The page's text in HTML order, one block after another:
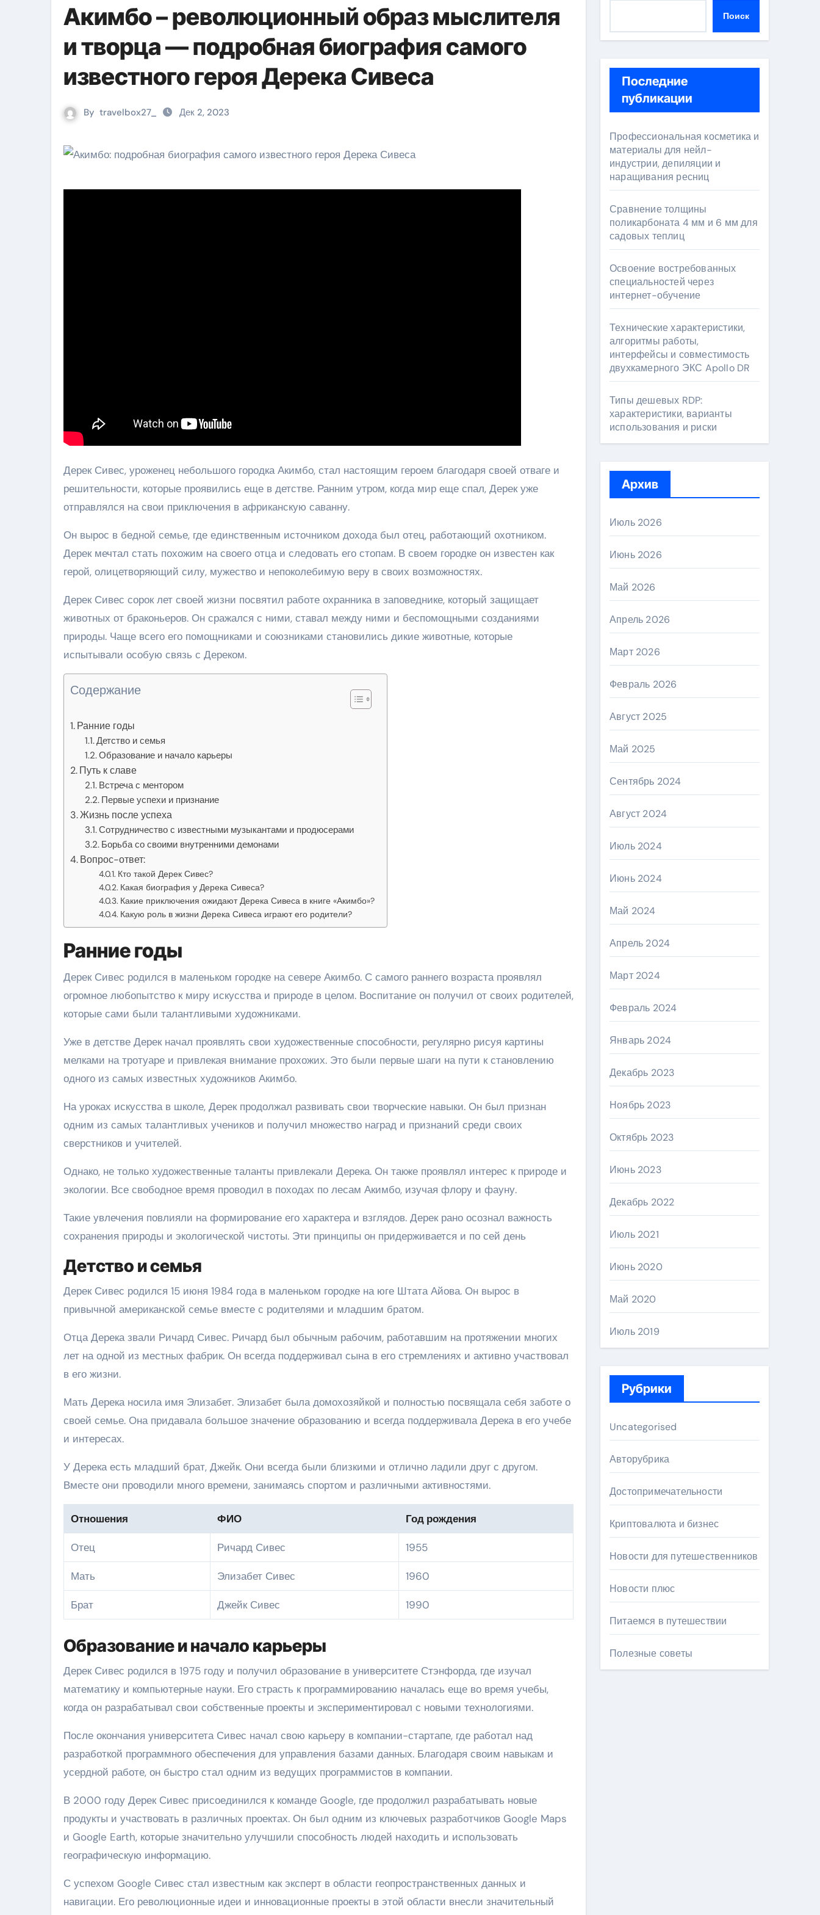
Акимбо – революционный образ мыслителя
и творца — подробная биография самого
известного героя Дерека Сивеса
By travelbox27_ Дек 2, 2023
Дерек Сивес, уроженец небольшого городка Акимбо, стал настоящим героем благодаря своей отваге и
решительности, которые проявились еще в детстве. Ранним утром, когда мир еще спал, Дерек уже
отправлялся на свои приключения в африканскую саванну.
Он вырос в бедной семье, где единственным источником дохода был отец, работающий охотником.
Дерек мечтал стать похожим на своего отца и следовать его стопам. В своем городке он известен как
герой, олицетворяющий силу, мужество и непоколебимую веру в своих возможностях.
Дерек Сивес сорок лет своей жизни посвятил работе охранника в заповеднике, который защищает
животных от браконьеров. Он сражался с ними, ставал между ними и беспомощными созданиями
природы. Чаще всего его помощниками и союзниками становились дикие животные, которые
испытывали особую связь с Дереком.
Содержание
Ранние годы
Детство и семья
Образование и начало карьеры
Путь к славе
Встреча с ментором
Первые успехи и признание
Жизнь после успеха
Сотрудничество с известными музыкантами и продюсерами
Борьба со своими внутренними демонами
Вопрос-ответ:
Кто такой Дерек Сивес?
Какая биография у Дерека Сивеса?
Какие приключения ожидают Дерека Сивеса в книге «Акимбо»?
Какую роль в жизни Дерека Сивеса играют его родители?
Ранние годы
Дерек Сивес родился в маленьком городке на севере Акимбо. С самого раннего возраста проявлял
огромное любопытство к миру искусства и природе в целом. Воспитание он получил от своих родителей,
которые сами были талантливыми художниками.
Уже в детстве Дерек начал проявлять свои художественные способности, регулярно рисуя картины
мелками на тротуаре и привлекая внимание прохожих. Это были первые шаги на пути к становлению
одного из самых известных художников Акимбо.
На уроках искусства в школе, Дерек продолжал развивать свои творческие навыки. Он был признан
одним из самых талантливых учеников и получил множество наград и признаний среди своих
сверстников и учителей.
Однако, не только художественные таланты привлекали Дерека. Он также проявлял интерес к природе и
экологии. Все свободное время проводил в походах по лесам Акимбо, изучая флору и фауну.
Такие увлечения повлияли на формирование его характера и взглядов. Дерек рано осознал важность
сохранения природы и экологической чистоты. Эти принципы он придерживается и по сей день
Детство и семья
Дерек Сивес родился 15 июня 1984 года в маленьком городке на юге Штата Айова. Он вырос в
привычной американской семье вместе с родителями и младшим братом.
Отца Дерека звали Ричард Сивес. Ричард был обычным рабочим, работавшим на протяжении многих
лет на одной из местных фабрик. Он всегда поддерживал сына в его стремлениях и активно участвовал
в его жизни.
Мать Дерека носила имя Элизабет. Элизабет была домохозяйкой и полностью посвящала себя заботе о
своей семье. Она придавала большое значение образованию и всегда поддерживала Дерека в его учебе
и интересах.
У Дерека есть младший брат, Джейк. Они всегда были близкими и отлично ладили друг с другом.
Вместе они проводили много времени, занимаясь спортом и различными активностями.
Отношения ФИО Год рождения
Отец Ричард Сивес 1955
Мать Элизабет Сивес 1960
Брат Джейк Сивес 1990
Образование и начало карьеры
Дерек Сивес родился в 1975 году и получил образование в университете Стэнфорда, где изучал
математику и компьютерные науки. Его страсть к программированию началась еще во время учебы,
когда он разрабатывал свои собственные проекты и экспериментировал с новыми технологиями.
После окончания университета Сивес начал свою карьеру в компании-стартапе, где работал над
разработкой программного обеспечения для управления базами данных. Благодаря своим навыкам и
усердной работе, он быстро стал одним из ведущих программистов в компании.
В 2000 году Дерек Сивес присоединился к команде Google, где продолжил разрабатывать новые
продукты и участвовать в различных проектах. Он был одним из ключевых разработчиков Google Maps
и Google Earth, которые значительно улучшили способность людей находить и использовать
географическую информацию.
С успехом Google Сивес стал известным как эксперт в области геопространственных данных и
навигации. Его революционные идеи и инновационные проекты в этой области внесли значительный
Поиск
Последние
публикации
Профессиональная косметика и
материалы для нейл-
индустрии, депиляции и
наращивания ресниц
Сравнение толщины
поликарбоната 4 мм и 6 мм для
садовых теплиц
Освоение востребованных
специальностей через
интернет-обучение
Технические характеристики,
алгоритмы работы,
интерфейсы и совместимость
двухкамерного ЭКС Apollo DR
Типы дешевых RDP:
характеристики, варианты
использования и риски
Архив
Июль 2026
Июнь 2026
Май 2026
Апрель 2026
Март 2026
Февраль 2026
Август 2025
Май 2025
Сентябрь 2024
Август 2024
Июль 2024
Июнь 2024
Май 2024
Апрель 2024
Март 2024
Февраль 2024
Январь 2024
Декабрь 2023
Ноябрь 2023
Октябрь 2023
Июнь 2023
Декабрь 2022
Июль 2021
Июнь 2020
Май 2020
Июль 2019
Рубрики
Uncategorised
Авторубрика
Достопримечательности
Криптовалюта и бизнес
Новости для путешественников
Новости плюс
Питаемся в путешествии
Полезные советы